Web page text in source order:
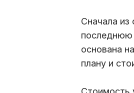
Сначала из
последнюю
основана
плану и